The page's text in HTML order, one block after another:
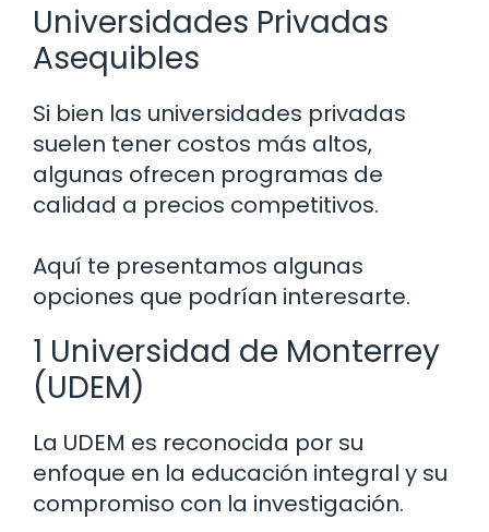
Universidades Privadas
Asequibles
Si bien las universidades privadas
suelen tener costos más altos,
algunas ofrecen programas de
calidad a precios competitivos.
Aquí te presentamos algunas
opciones que podrían interesarte.
1 Universidad de Monterrey
(UDEM)
La UDEM es reconocida por su
enfoque en la educación integral y su
compromiso con la investigación.